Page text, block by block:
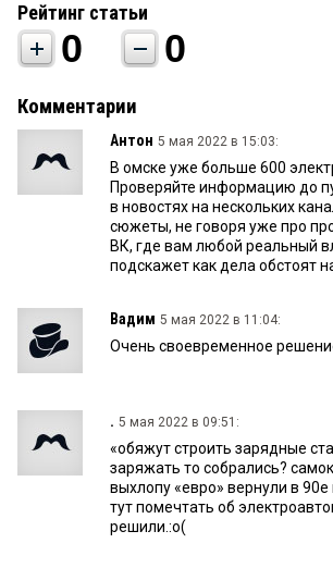
Рейтинг статьи
0 0
Комментарии
Антон 5 мая 2022 в 15:03:
В омске уже больше 600
Проверяйте информацию до
в новостях на нескольких
сюжеты, не говоря уже про
ВК, где вам любой реальный
подскажет как дела обстоят
Вадим 5 мая 2022 в 11:04:
Очень своевременное
. 5 мая 2022 в 09:51:
«обяжут строить зарядные
заряжать то собрались?
выхлопу «евро» вернули в 90е
тут помечтать об
решили.:о(